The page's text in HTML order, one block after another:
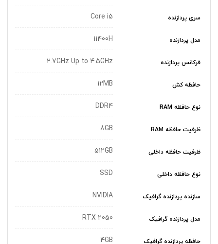
سری پردازنده Core i5
مدل پردازنده 11400H
فرکانس پردازنده 2.7GHz Up to 4.5GHz
حافظه کش 12MB
نوع حافظه RAM DDR4
ظرفیت حافظه RAM 8GB
ظرفیت حافظه داخلی 512GB
نوع حافظه داخلی SSD
سازنده پردازنده گرافیک NVIDIA
مدل پردازنده گرافیک RTX 2050
حافظه پردازنده گرافیک 4GB